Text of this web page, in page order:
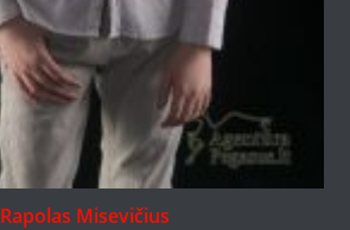
Rapolas Misevičius